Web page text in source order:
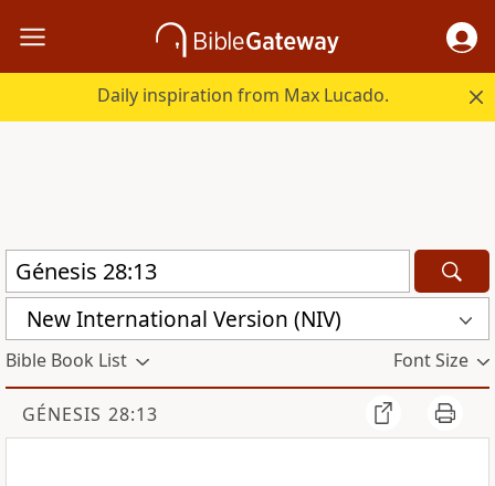
Daily inspiration from Max Lucado.
New International Version (NIV)
Bible Book List Font Size
GÉNESIS 28:13